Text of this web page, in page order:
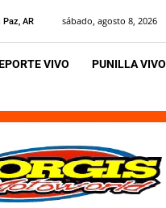
AR sábado, agosto 8, 2026
VIVO PUNILLA VIVO